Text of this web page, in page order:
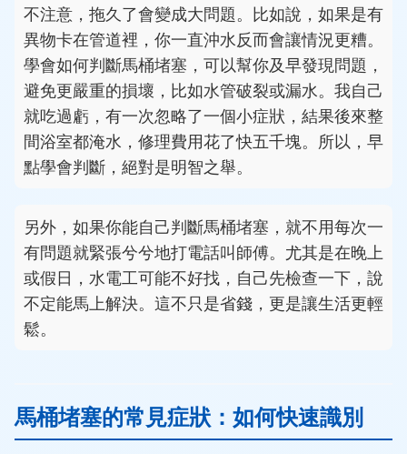
不注意，拖久了會變成大問題。比如說，如果是有
異物卡在管道裡，你一直沖水反而會讓情況更糟。
學會如何判斷馬桶堵塞，可以幫你及早發現問題，
避免更嚴重的損壞，比如水管破裂或漏水。我自己
就吃過虧，有一次忽略了一個小症狀，結果後來整
間浴室都淹水，修理費用花了快五千塊。所以，早
點學會判斷，絕對是明智之舉。
另外，如果你能自己判斷馬桶堵塞，就不用每次一
有問題就緊張兮兮地打電話叫師傅。尤其是在晚上
或假日，水電工可能不好找，自己先檢查一下，說
不定能馬上解決。這不只是省錢，更是讓生活更輕
鬆。
馬桶堵塞的常見症狀：如何快速識別